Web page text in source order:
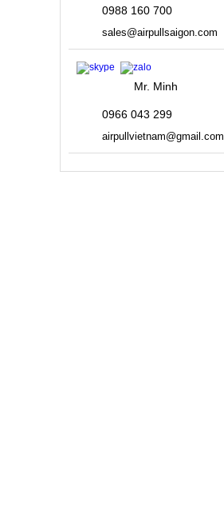
0988 160 700
sales@airpullsaigon.com
Mr. Minh
0966 043 299
airpullvietnam@gmail.com